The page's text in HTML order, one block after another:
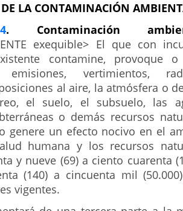
DE LA CONTAMINACIÓN
. Contaminación
exequible> El que con
contamine, provoque
emisiones, vertimientos,
al aire, la atmósfera o
el suelo, el subsuelo, las
o demás recursos
genere un efecto nocivo en el
humana y los recursos
y nueve (69) a ciento cuarenta
(140) a cincuenta mil
vigentes.